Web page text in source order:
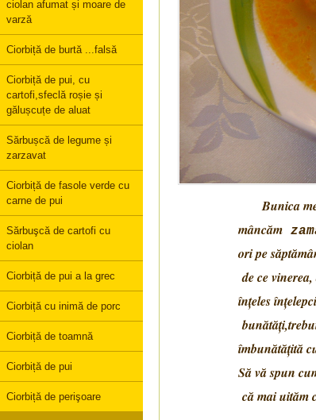
Bunica mea
mâncăm
ori pe
de ce
înţeles
bunătăţi,
îmbunătăţită
Să vă spun
cămai uităm
ciolan afumat și moare de
varză
Ciorbiță de burtă ...falsă
Ciorbiță de pui, cu
cartofi,sfeclă roșie și
gălușcuțe de aluat
Sărbușcă de legume și
zarzavat
Ciorbiță de fasole verde cu
carne de pui
Sărbuşcă de cartofi cu
ciolan
Ciorbiță de pui a la grec
Ciorbiță cu inimă de porc
Ciorbiță de toamnă
Ciorbiță de pui
Ciorbiță de perişoare